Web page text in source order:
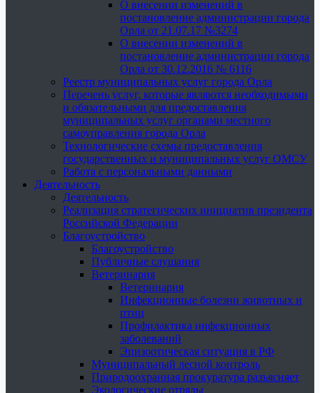
О внесении изменений в
постановление администрации города
Орла от 21.07.17 №3274
О внесении изменений в
постановление администрации города
Орла от 30.12.2016 № 6116
Реестр муниципальных услуг города Орла
Перечень услуг, которые являются необходимыми
и обязательными для предоставления
муниципальных услуг органами местного
самоуправления города Орла
Технологические схемы предоставления
государственных и муниципальных услуг ОМСУ
Работа с персональными данными
Деятельность
Деятельность
Реализация стратегических инициатив президента
Российской Федерации
Благоустройство
Благоустройство
Публичные слушания
Ветеринария
Ветеринария
Инфекционные болезни животных и
птиц
Профилактика инфекционных
заболеваний
Эпизоотическая ситуация в РФ
Муниципальный лесной контроль
Природоохранная прокуратура разъясняет
Экологические отряды